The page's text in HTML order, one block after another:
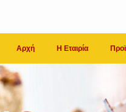
Αρχή Η Εταιρία